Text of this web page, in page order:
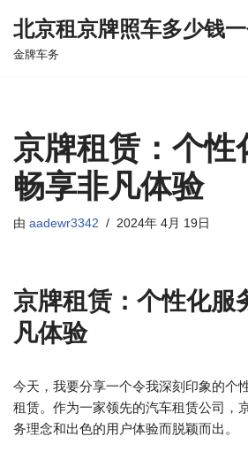
跳
北京租京牌照车多少钱一
金牌车务
京牌租赁：个性
畅享非凡体验
由 aadewr3342 2024年 4月 19日
京牌租赁：个性化服
凡体验
今天，我要分享一个令我深刻印象的
租赁。作为一家领先的汽车租赁公司，
务理念和出色的用户体验而脱颖而出。